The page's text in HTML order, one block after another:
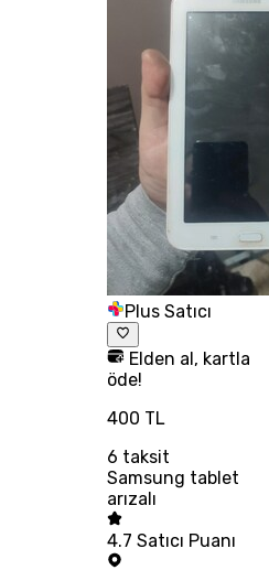
Plus Satıcı
Elden al, kartla
öde!
400 TL
6 taksit
Samsung tablet
arızalı
4.7 Satıcı Puanı